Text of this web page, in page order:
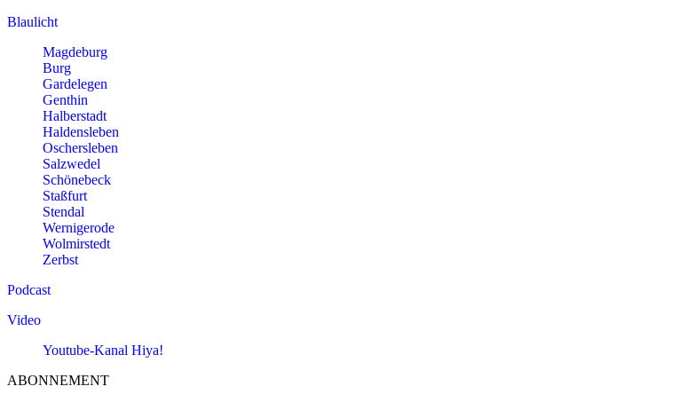
Blaulicht
Magdeburg
Burg
Gardelegen
Genthin
Halberstadt
Haldensleben
Oschersleben
Salzwedel
Schönebeck
Staßfurt
Stendal
Wernigerode
Wolmirstedt
Zerbst
Podcast
Video
Youtube-Kanal Hiya!
ABONNEMENT